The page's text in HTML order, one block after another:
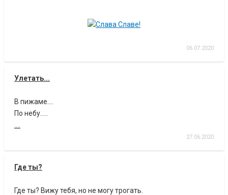
06.07.2020
Улетать...
В пижаме....
По небу.....
27.06.2020
Где ты?
Где ты? Вижу тебя, но не могу трогать.